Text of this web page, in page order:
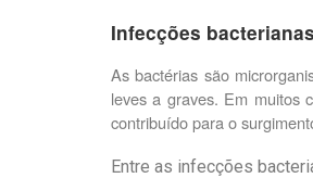
Infecções bacterianas
As bactérias são
leves a graves. Em muitos
contribuído para o
Entre as infecções